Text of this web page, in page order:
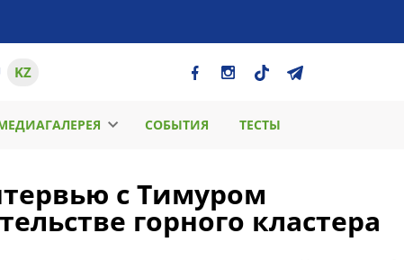
KZ
СОБЫТИЯ ТЕСТЫ
с Тимуром
горного кластера